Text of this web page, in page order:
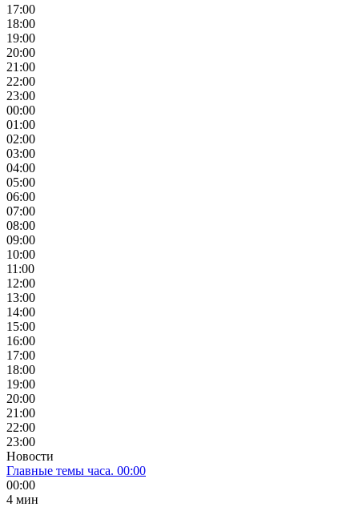
17:00
18:00
19:00
20:00
21:00
22:00
23:00
00:00
01:00
02:00
03:00
04:00
05:00
06:00
07:00
08:00
09:00
10:00
11:00
12:00
13:00
14:00
15:00
16:00
17:00
18:00
19:00
20:00
21:00
22:00
23:00
Новости
Главные темы часа. 00:00
00:00
4 мин